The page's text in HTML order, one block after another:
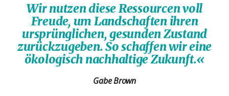
Wir nutzen diese Ressourcen voll
Freude, um Landschaften ihren
ursprünglichen, gesunden Zustand
zurückzugeben. So schaffen wir eine
ökologisch nachhaltige Zukunft.«
Gabe Brown